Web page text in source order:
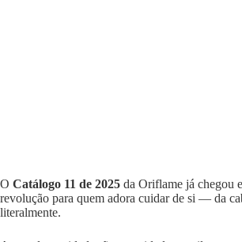
O Catálogo 11 de 2025 da Oriflame já chegou
revolução para quem adora cuidar de si — da
literalmente.